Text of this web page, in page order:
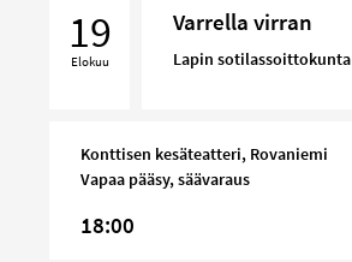
virran19
Elokuu
Varrella virran
Lapin sotilassoittokunta
Konttisen kesäteatteri, Rovaniemi
Vapaa pääsy, säävaraus
18:00